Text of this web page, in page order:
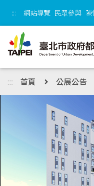
::: 網站導覽 民眾參與
::: 首頁 公展公告